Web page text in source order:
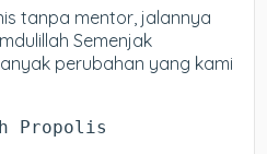
tanpa mentor, jalannya
Semenjak
perubahan yang kami
Propolis